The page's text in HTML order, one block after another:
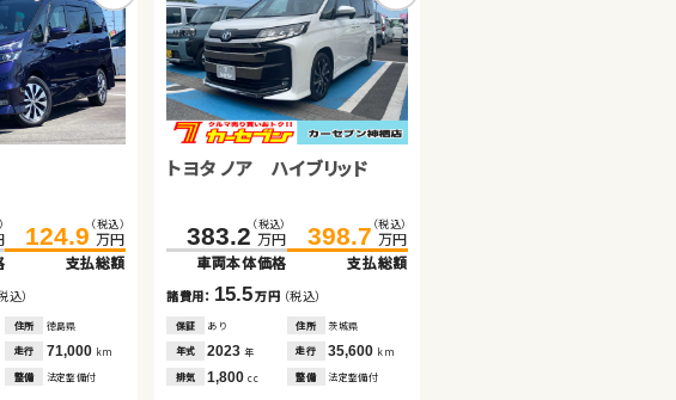
124.9 （税込）
万円
支払総額
込）
住所
徳島県
走行 71,000 km
整備 法定整備付
トヨタ ノア ハイブリッド
383.2 （税込）
万円
車両本体価格
398.7 （税込）
万円
支払総額
諸費用： 15.5万円 （税込）
保証 あり 住所
茨城県
年式
2023年 走行 35,600 km
排気
1,800cc 整備 法定整備付
支払総額
（税込）
住所 埼玉県
トヨタ アクア
49.4 万円
車両本体価格
支払総額
諸費用：11.0 （税込）
保証 あり 住所 埼玉県
ハイブリッド
122.7 （税込）
万円
支払総額
（税込）
住所
神奈川県
走行 20,600 km
整備 法定整備付
スズキ スイフト
83.6 （税込）
万円
車両本体価格
99.6 （税込）
万円
支払総額
諸費用： 16.0万円 （税込）
保証 あり 住所
岩手県
年式
2017 年 走行 58,300 km
排気
1,300cc 整備 法定整備付